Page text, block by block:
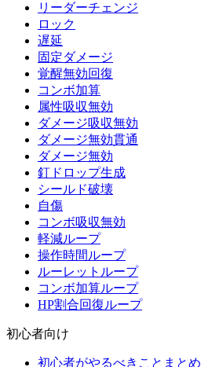
リーダーチェンジ
ロック
遅延
固定ダメージ
覚醒無効回復
コンボ加算
属性吸収無効
ダメージ吸収無効
ダメージ無効貫通
ダメージ無効
釘ドロップ生成
シールド破壊
自傷
コンボ吸収無効
軽減ループ
操作時間ループ
ルーレットループ
コンボ加算ループ
HP割合回復ループ
初心者向け
初心者がやるべきことまとめ